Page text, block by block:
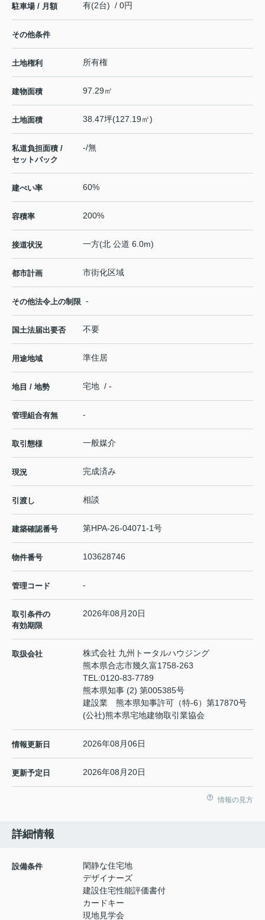
駐車場 / 月額 有(2台) / 0円
その他条件
土地権利 所有権
建物面積 97.29㎡
土地面積 38.47坪(127.19㎡)
私道負担面積 /
セットバック
-/無
建ぺい率 60%
容積率 200%
接道状況 一方(北 公道 6.0m)
都市計画 市街化区域
その他法令上の制限 -
国土法届出要否 不要
用途地域 準住居
地目 / 地勢 宅地 / -
管理組合有無 -
取引態様 一般媒介
現況 完成済み
引渡し 相談
建築確認番号 第HPA-26-04071-1号
物件番号 103628746
管理コード -
取引条件の
有効期限
2026年08月20日
取扱会社
株式会社 九州トータルハウジング
熊本県合志市幾久富1758-263
TEL:0120-83-7789
熊本県知事 (2) 第005385号
建設業 熊本県知事許可（特-6）第17870号
(公社)熊本県宅地建物取引業協会
情報更新日 2026年08月06日
更新予定日 2026年08月20日
情報の見方
詳細情報
設備条件
閑静な住宅地
デザイナーズ
建設住宅性能評価書付
カードキー
現地見学会